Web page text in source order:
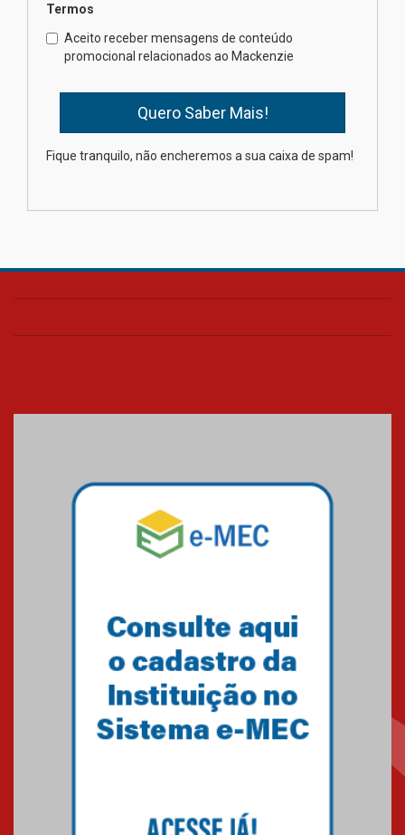
Como os pais podem investir
na educação dos filhos além da
escola
Transformadora reúne
Termos
Aceito receber mensagens de conteúdo
promocional relacionados ao Mackenzie
Fique tranquilo, não encheremos a sua caixa de spam!